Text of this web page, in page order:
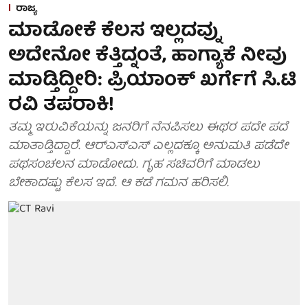
ರಾಜ್ಯ
ಮಾಡೋಕೆ ಕೆಲಸ ಇಲ್ಲದವ್ನು
ಅದೇನೋ ಕೆತ್ತಿದ್ನಂತೆ, ಹಾಗ್ಯಾಕೆ ನೀವು
ಮಾಡ್ತಿದ್ದೀರಿ: ಪ್ರಿಯಾಂಕ್ ಖರ್ಗೆಗೆ ಸಿ.ಟಿ
ರವಿ ತಪರಾಕಿ!
ತಮ್ಮ ಇರುವಿಕೆಯನ್ನು ಜನರಿಗೆ ನೆನಪಿಸಲು ಈಥರ ಪದೇ ಪದೆ
ಮಾತಾಡ್ತಿದ್ದಾರೆ. ಆರ್​ಎಸ್​ಎಸ್​ ಎಲ್ಲದಕ್ಕೂ ಅನುಮತಿ ಪಡೆದೇ
ಪಥಸಂಚಲನ ಮಾಡೋದು. ಗೃಹ ಸಚಿವರಿಗೆ ಮಾಡಲು
ಬೇಕಾದಷ್ಟು ಕೆಲಸ ಇದೆ. ಆ ಕಡೆ ಗಮನ ಹರಿಸಲಿ.